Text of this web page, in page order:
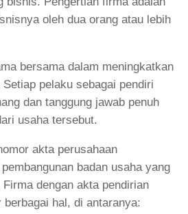
oleh dua orang atau lebih
bersama dalam meningkatkan
pelaku sebagai pendiri
dan tanggung jawab penuh
usaha tersebut.
akta perusahaan
badan usaha yang
dengan akta pendirian
berbagai hal, di antaranya: